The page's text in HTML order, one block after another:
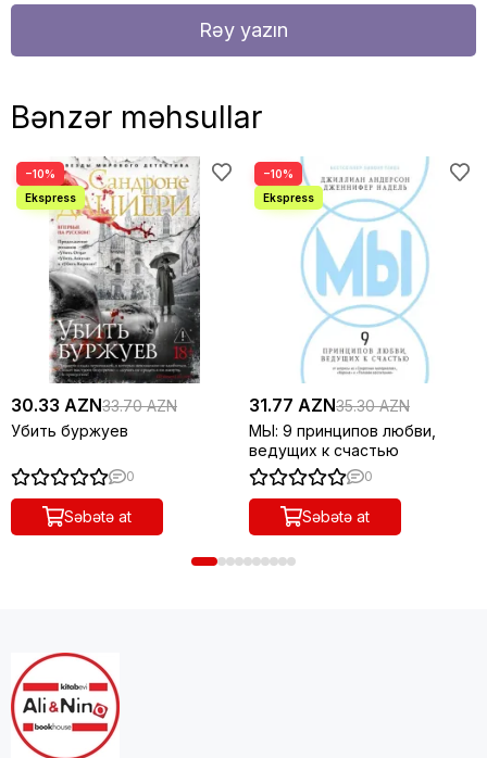
Rəy yazın
Bənzər məhsullar
−10%
30.33 AZN33.70 AZN
Убить буржуев
0
Səbətə at
−10%
31.77 AZN35.30 AZN
МЫ: 9 принципов любви,
ведущих к счастью
0
Səbətə at